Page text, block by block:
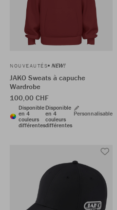
NOUVEAUTÉS NEW!
JAKO Sweats à capuche
Wardrobe
100,00 CHF
Disponible
en 4
couleurs
différentes
Disponible
en 4
couleurs
différentes
Personnalisable